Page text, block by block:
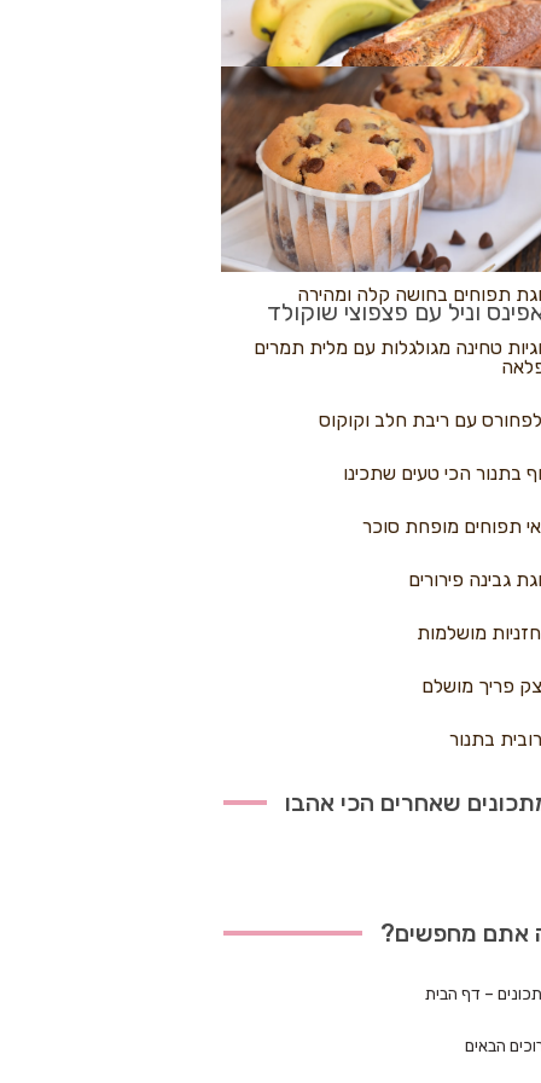
פיצה
בננות
וניל עם פצפוצי שוקולד
נקראים
תפוחים בחושה קלה ומהירה
טחינה מגולגלות עם מלית תמרים
עם ריבת חלב וקוקוס
בתנור הכי טעים שתכינו
תפוחים מופחת סוכר
גבינה פירורים
מושלמות
פריך מושלם
בתנור
שאחרים הכי אהבו
אתם מחפשים?
– דף הבית
הבאים